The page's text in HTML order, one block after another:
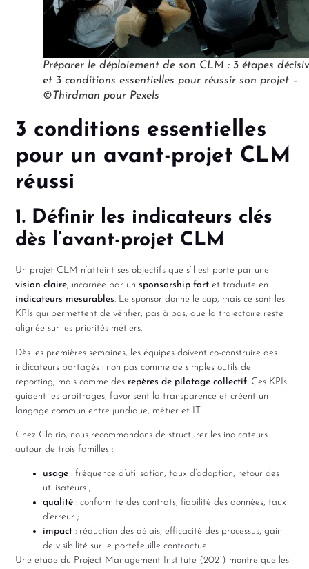
Préparer le déploiement de son CLM : 3 étapes
et 3 conditions essentielles pour réussir son projet –
©Thirdman pour Pexels
3 conditions essentielles
pour un avant-projet CLM
réussi
1. Définir les indicateurs clés
dès l’avant-projet CLM
Un projet CLM n’atteint ses objectifs que s’il est porté par une
vision claire, incarnée par unsponsorship fort et traduite en
indicateurs mesurables. Le sponsor donne le cap, mais ce sont les
KPIs qui permettent de vérifier, pas à pas, que la trajectoire reste
alignée sur les priorités métiers.
Dès les premières semaines, les équipes doivent co-construire des
indicateurs partagés : non pas comme de simples outils de
reporting, mais comme des repères de pilotage collectif. Ces KPIs
guident les arbitrages, favorisent la transparence et créent un
langage commun entre juridique, métier et IT.
Chez Clairio, nous recommandons de structurer les indicateurs
autour de trois familles :
usage : fréquence d’utilisation, taux d’adoption, retour des
utilisateurs ;
qualité : conformité des contrats, fiabilité des données, taux
d’erreur ;
impact : réduction des délais, efficacité des processus, gain
de visibilité sur le portefeuille contractuel.
Une étude du Project Management Institute (2021) montre que les